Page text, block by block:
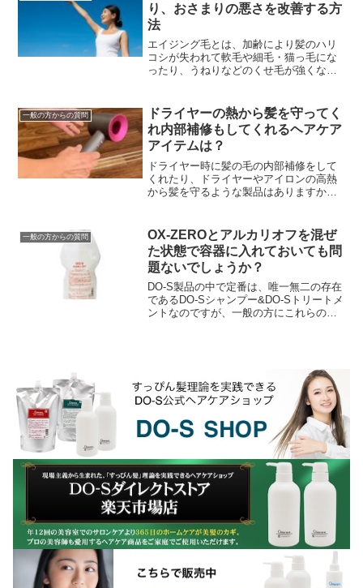
り、おさまりの悪さを改善する方
法
エイジング毛とは、加齢により髪のハリ
コシが失われて軟毛や細毛・猫っ毛にな
ったり、うねりなどのくせ毛が強くなっ
ることです。エイジン...
一般の方からの質問
ドライヤーの熱から髪を守ってく
れ内部補修もしてくれるヘアケア
アイテムは？
ドライヤー時に髪の毛の内部補修をして
くれたり、ドライヤーやアイロンの高熱
から髪を守るような製品はありますか？
なんかで髪の毛のケラ...
一般の方からの質問
OX-ZEROとアルカリオフを混ぜ
た状態で容器に入れておいても問
題ないでしょうか？
DO-S製品の中で定番は、唯一無二の存在
であるDO-Sシャンプー&DO-Sトリートメ
ントなのですが、一般の方にこれらの次